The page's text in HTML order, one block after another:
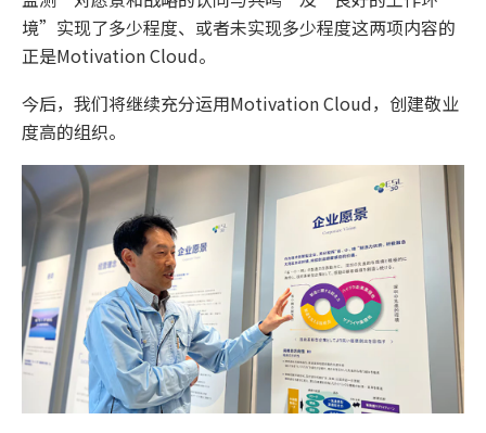
境”实现了多少程度、或者未实现多少程度这两项内容的
正是Motivation Cloud。
今后，我们将继续充分运用Motivation Cloud，创建敬业
度高的组织。